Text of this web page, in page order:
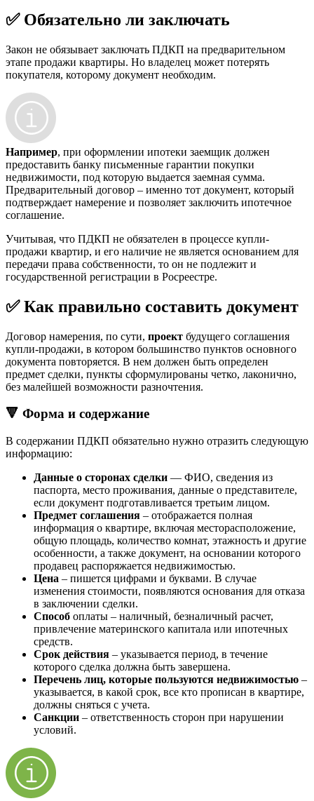
✅ Обязательно ли заключать
Закон не обязывает заключать ПДКП на предварительном
этапе продажи квартиры. Но владелец может потерять
покупателя, которому документ необходим.
Например, при оформлении ипотеки заемщик должен
предоставить банку письменные гарантии покупки
недвижимости, под которую выдается заемная сумма.
Предварительный договор – именно тот документ, который
подтверждает намерение и позволяет заключить ипотечное
соглашение.
Учитывая, что ПДКП не обязателен в процессе купли-
продажи квартир, и его наличие не является основанием для
передачи права собственности, то он не подлежит и
государственной регистрации в Росреестре.
✅ Как правильно составить документ
Договор намерения, по сути, проект будущего соглашения
купли-продажи, в котором большинство пунктов основного
документа повторяется. В нем должен быть определен
предмет сделки, пункты сформулированы четко, лаконично,
без малейшей возможности разночтения.
🔻 Форма и содержание
В содержании ПДКП обязательно нужно отразить следующую
информацию:
Данные о сторонах сделки — ФИО, сведения из
паспорта, место проживания, данные о представителе,
если документ подготавливается третьим лицом.
Предмет соглашения – отображается полная
информация о квартире, включая месторасположение,
общую площадь, количество комнат, этажность и другие
особенности, а также документ, на основании которого
продавец распоряжается недвижимостью.
Цена – пишется цифрами и буквами. В случае
изменения стоимости, появляются основания для отказа
в заключении сделки.
Способ оплаты – наличный, безналичный расчет,
привлечение материнского капитала или ипотечных
средств.
Срок действия – указывается период, в течение
которого сделка должна быть завершена.
Перечень лиц, которые пользуются недвижимостью –
указывается, в какой срок, все кто прописан в квартире,
должны сняться с учета.
Санкции – ответственность сторон при нарушении
условий.